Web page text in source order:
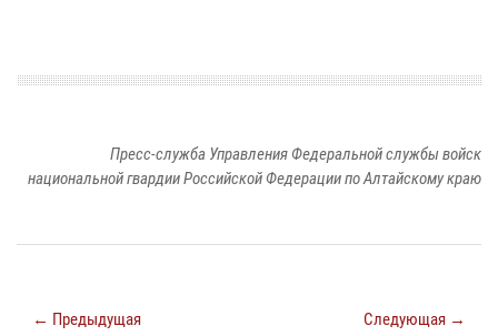
Пресс-служба Управления Федеральной службы войск
национальной гвардии Российской Федерации по Алтайскому краю
← Предыдущая Следующая →